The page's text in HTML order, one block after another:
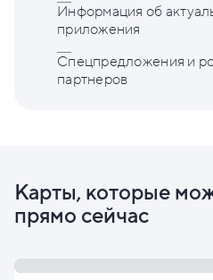
Информация об
приложения
Спецпредложения и
партнеров
Карты, которые
прямо сейчас